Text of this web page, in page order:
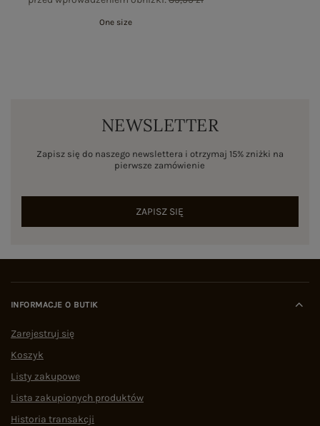
One size
NEWSLETTER
Zapisz się do naszego newslettera i otrzymaj 15% zniżki na
pierwsze zamówienie
ZAPISZ SIĘ
INFORMACJE O BUTIK
Zarejestruj się
Koszyk
Listy zakupowe
Lista zakupionych produktów
Historia transakcji